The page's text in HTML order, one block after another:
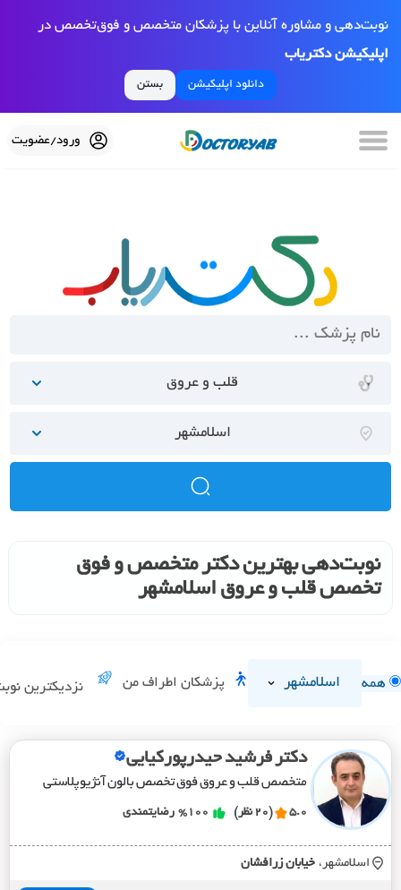
نوبت‌دهی و مشاوره آنلاین با پزشکان متخصص و فوق‌تخصص در
اپلیکیشن دکتریاب
دانلود اپلیکیشن بستن
ورود/عضویت
قلب و عروق
اسلامشهر
نوبت‌دهی بهترین دکتر متخصص و فوق
تخصص قلب و عروق اسلامشهر
همه اسلامشهر پزشکان اطراف من نزدیکترین
دکتر فرشید حیدرپورکیایی
متخصص قلب و عروق فوق تخصص بالون آنژیوپلاستی
5.0 (20 نظر) %100 رضایتمندی
اسلامشهر، خيابان زرافشان